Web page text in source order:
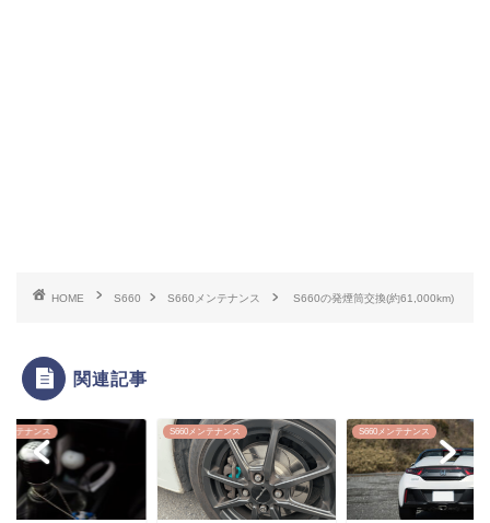
HOME S660 S660メンテナンス S660の発煙筒交換(約61,000km)
関連記事
ンテナンス S660メンテナンス S660メンテナンス